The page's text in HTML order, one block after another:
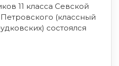
11 класса Севской
(классный
состоялся